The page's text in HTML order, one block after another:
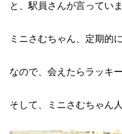
と、駅員さんが言っていま
ミニさむちゃん、定期的
なので、会えたらラッキー
そして、ミニさむちゃん